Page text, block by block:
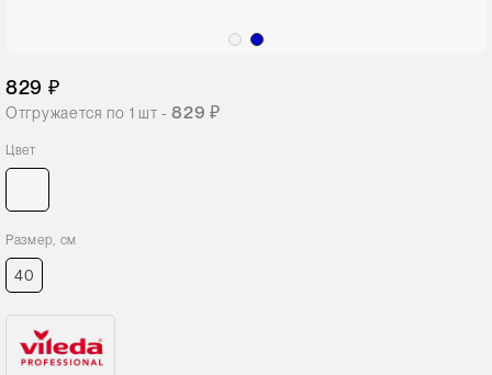
829 ₽
Отгружается по 1 шт -829 ₽
Цвет
Размер, см
40